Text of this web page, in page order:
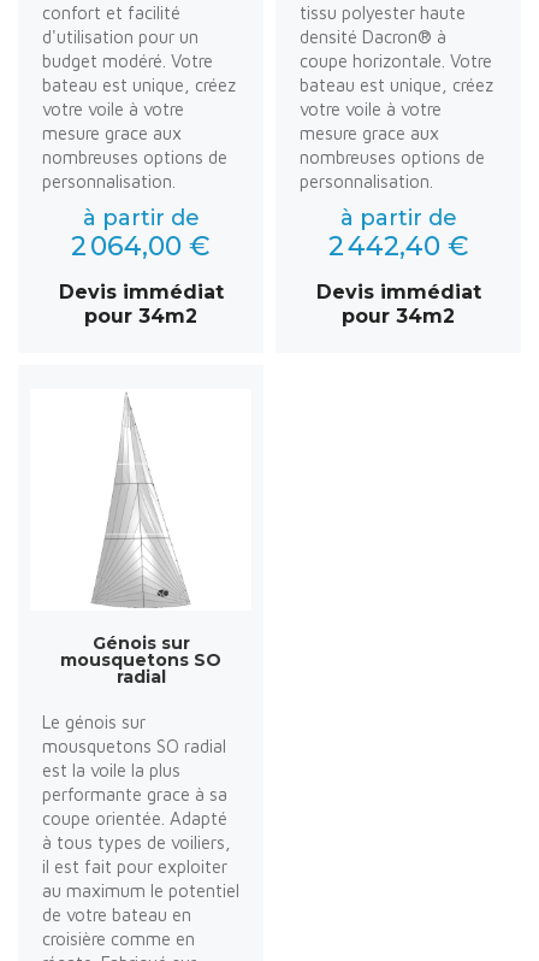
confort et facilité
d'utilisation pour un
budget modéré. Votre
bateau est unique, créez
votre voile à votre
mesure grace aux
nombreuses options de
personnalisation.
à partir de
2 064,00 €
Devis immédiat
pour 34m2
tissu polyester haute
densité Dacron® à
coupe horizontale. Votre
bateau est unique, créez
votre voile à votre
mesure grace aux
nombreuses options de
personnalisation.
à partir de
2 442,40 €
Devis immédiat
pour 34m2
Génois sur
mousquetons SO
radial
Le génois sur
mousquetons SO radial
est la voile la plus
performante grace à sa
coupe orientée. Adapté
à tous types de voiliers,
il est fait pour exploiter
au maximum le potentiel
de votre bateau en
croisière comme en